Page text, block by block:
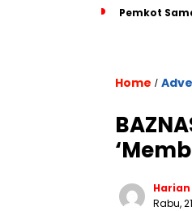
Pemkot
Home /
Rabu,